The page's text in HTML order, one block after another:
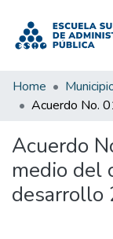
Home
Acuerdo
medio del